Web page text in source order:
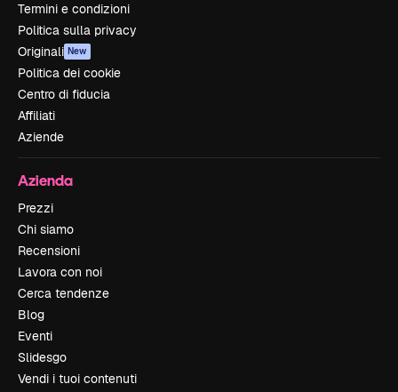
Termini e condizioni
Politica sulla privacy
Originali New
Politica dei cookie
Centro di fiducia
Affiliati
Aziende
Azienda
Prezzi
Chi siamo
Recensioni
Lavora con noi
Cerca tendenze
Blog
Eventi
Slidesgo
Vendi i tuoi contenuti